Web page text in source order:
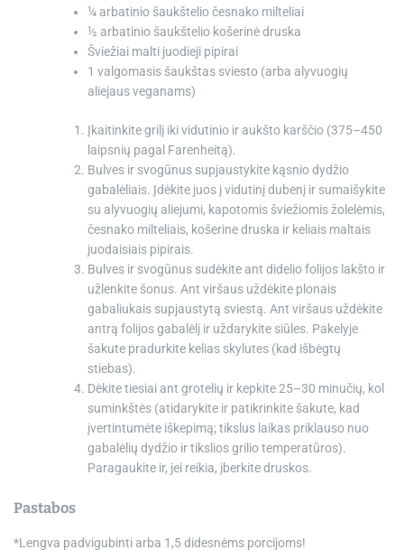
¼ arbatinio šaukšteliočesnako milteliai
½ arbatinio šaukštelio košerinė druska
Šviežiai malti juodieji pipirai
1 valgomasis šaukštas sviesto (arba alyvuogių
aliejaus veganams)
Įkaitinkite grilį iki vidutinio ir aukšto karščio (375–450
laipsnių pagal Farenheitą).
Bulves ir svogūnus supjaustykite kąsnio dydžio
gabalėliais. Įdėkite juos į vidutinį dubenį ir sumaišykite
su alyvuogių aliejumi, kapotomis šviežiomis žolelėmis,
česnako milteliais, košerine druska ir keliais maltais
juodaisiais pipirais.
Bulves ir svogūnus sudėkite ant didelio folijos lakšto ir
užlenkite šonus. Ant viršaus uždėkite plonais
gabaliukais supjaustytą sviestą. Ant viršaus uždėkite
antrą folijos gabalėlį ir uždarykite siūles. Pakelyje
šakute pradurkite kelias skylutes (kad išbėgtų
stiebas).
Dėkite tiesiai ant grotelių ir kepkite 25–30 minučių, kol
suminkštės (atidarykite ir patikrinkite šakute, kad
įvertintumėte iškepimą; tikslus laikas priklauso nuo
gabalėlių dydžio ir tikslios grilio temperatūros).
Paragaukite ir, jei reikia, įberkite druskos.
Pastabos
*Lengva padvigubinti arba 1,5 didesnėms porcijoms!